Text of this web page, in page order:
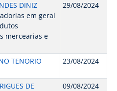
DINIZ
em geral
mercearias e
29/08/2024
TENORIO
23/08/2024
DE
09/08/2024